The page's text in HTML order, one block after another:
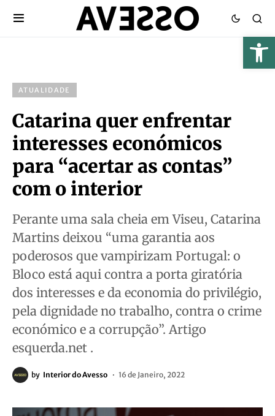
ATUALIDADE
Catarina quer enfrentar
interesses económicos
para “acertar as contas”
com o interior
Perante uma sala cheia em Viseu, Catarina
Martins deixou “uma garantia aos
poderosos que vampirizam Portugal: o
Bloco está aqui contra a porta giratória
dos interesses e da economia do privilégio,
pela dignidade no trabalho, contra o crime
económico e a corrupção”. Artigo
esquerda.net .
by Interior do Avesso 16 de Janeiro, 2022